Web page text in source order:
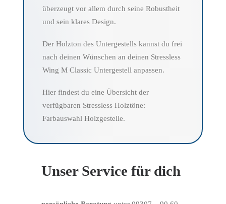
überzeugt vor allem durch seine Robustheit
und sein klares Design.
Der Holzton des Untergestells kannst du frei
nach deinen Wünschen an deinen Stressless
Wing M Classic Untergestell anpassen.
Hier findest du eine Übersicht der
verfügbaren Stressless Holztöne:
Farbauswahl Holzgestelle.
Unser Service für dich